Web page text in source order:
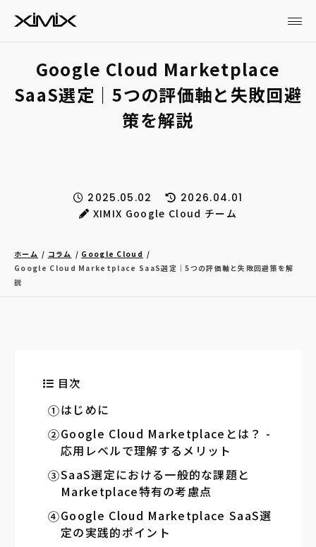
Google Cloud Marketplace
SaaS選定｜5つの評価軸と失敗回避
策を解説
2025.05.02
2026.04.01
XIMIX Google Cloud チーム
ホーム コラム
Google Cloud
Google Cloud Marketplace SaaS選定｜5つの評価軸と失敗回避策を解
説
目次
はじめに
Google Cloud Marketplaceとは？ -
応用レベルで理解するメリット
SaaS選定における一般的な課題と
Marketplace特有の考慮点
Google Cloud Marketplace SaaS選
定の実践的ポイント